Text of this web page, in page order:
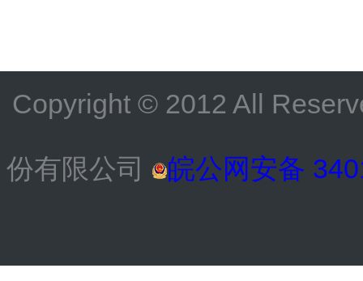
Copyright © 2012 All
份有限公司 皖公网安备